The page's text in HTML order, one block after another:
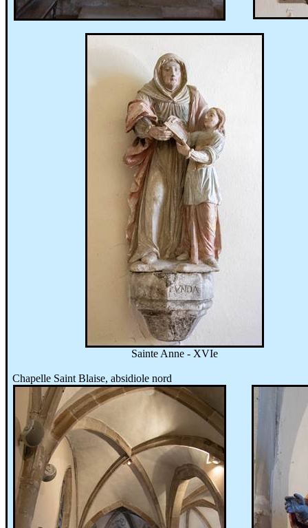
Sainte Anne - XVIe
Chapelle Saint Blaise, absidiole nord